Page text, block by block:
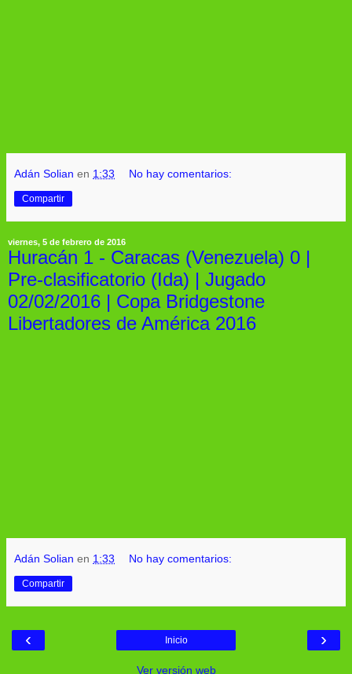
Adán Solian en 1:33 No hay comentarios:
Compartir
viernes, 5 de febrero de 2016
Huracán 1 - Caracas (Venezuela) 0 |
Pre-clasificatorio (Ida) | Jugado
02/02/2016 | Copa Bridgestone
Libertadores de América 2016
Adán Solian en 1:33 No hay comentarios:
Compartir
‹ ›
Inicio
Ver versión web